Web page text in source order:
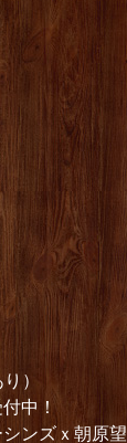
）
中！
ンズｘ朝原望